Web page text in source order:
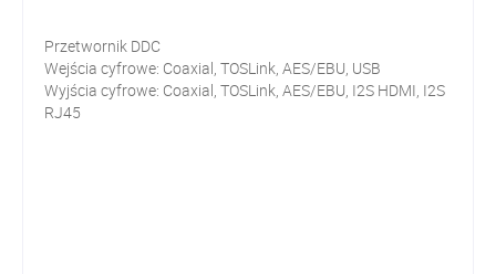
Przetwornik DDC
Wejścia cyfrowe: Coaxial, TOSLink, AES/EBU, USB
Wyjścia cyfrowe: Coaxial, TOSLink, AES/EBU, I2S HDMI, I2S
RJ45